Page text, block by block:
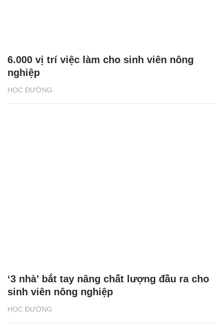
HỌC ĐƯỜNG
6.000 vị trí việc làm cho sinh viên nông
nghiệp
HỌC ĐƯỜNG
‘3 nhà’ bắt tay nâng chất lượng đầu ra cho
sinh viên nông nghiệp